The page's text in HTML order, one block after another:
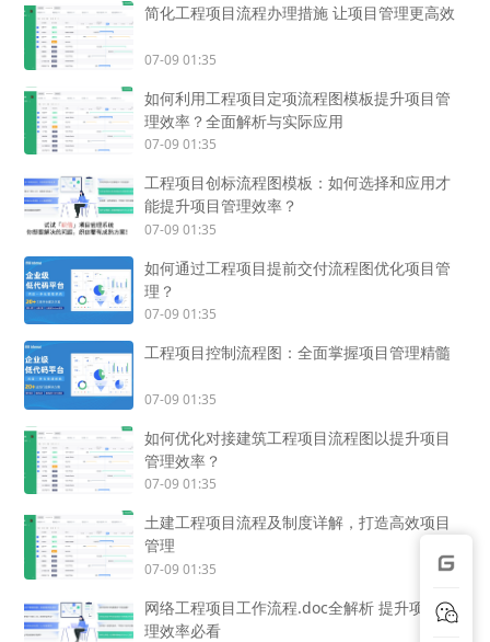
简化工程项目流程办理措施 让项目管理更高效
07-09 01:35
如何利用工程项目定项流程图模板提升项目管
理效率？全面解析与实际应用
07-09 01:35
工程项目创标流程图模板：如何选择和应用才
能提升项目管理效率？
07-09 01:35
如何通过工程项目提前交付流程图优化项目管
理？
07-09 01:35
工程项目控制流程图：全面掌握项目管理精髓
07-09 01:35
如何优化对接建筑工程项目流程图以提升项目
管理效率？
07-09 01:35
土建工程项目流程及制度详解，打造高效项目
管理
07-09 01:35
网络工程项目工作流程.doc全解析 提升项目管
理效率必看